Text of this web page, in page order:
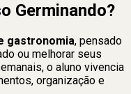
Germinando?
gastronomia, pensado
ou melhorar seus
o aluno vivencia
organização e